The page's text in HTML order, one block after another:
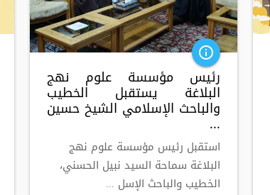
info_outline
رئيس مؤسسة علوم نهج
البلاغة يستقبل الخطيب
والباحث الإسلامي الشيخ حسين
...
استقبل رئيس مؤسسة علوم نهج
البلاغة سماحة السيد نبيل الحسني،
الخطيب والباحث الإسل ...